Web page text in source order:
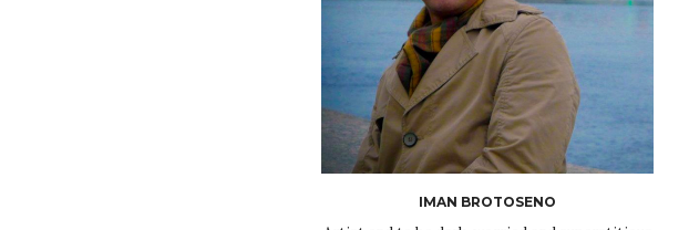
IMAN BROTOSENO